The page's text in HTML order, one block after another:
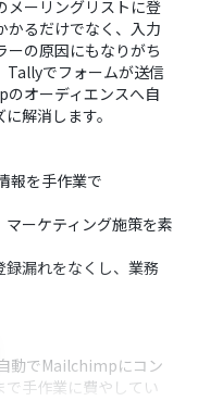
ーリングリストに登
かるだけでなく、入力
ーの原因にもなりがち
Tallyでフォームが送信
オーディエンスへ自
解消します。
報を手作業で
ーケティング施策を素
漏れをなくし、業務
動でMailchimpにコン
手作業に費やしてい